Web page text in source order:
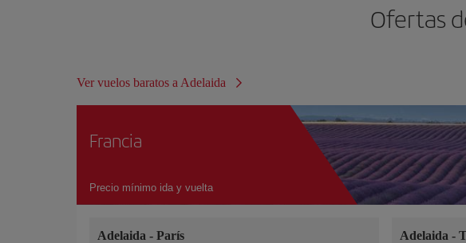
Ofertas
Ver vuelos baratos a Adelaida
Francia
Precio mínimo ida y vuelta
Adelaida - París Adelaida -